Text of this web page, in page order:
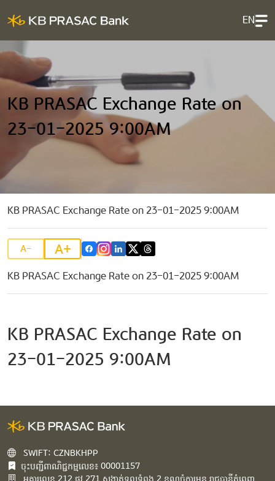
EN
KB PRASAC Exchange Rate on
23-01-2025 9:00AM
KB PRASAC Exchange Rate on 23-01-2025 9:00AM
A- A+
KB PRASAC Exchange Rate on 23-01-2025 9:00AM
KB PRASAC Exchange Rate on
23-01-2025 9:00AM
SWIFT: CZNBKHPP
ចុះបញ្ជីពាណិជ្ជកម្មលេខ៖ 00001157